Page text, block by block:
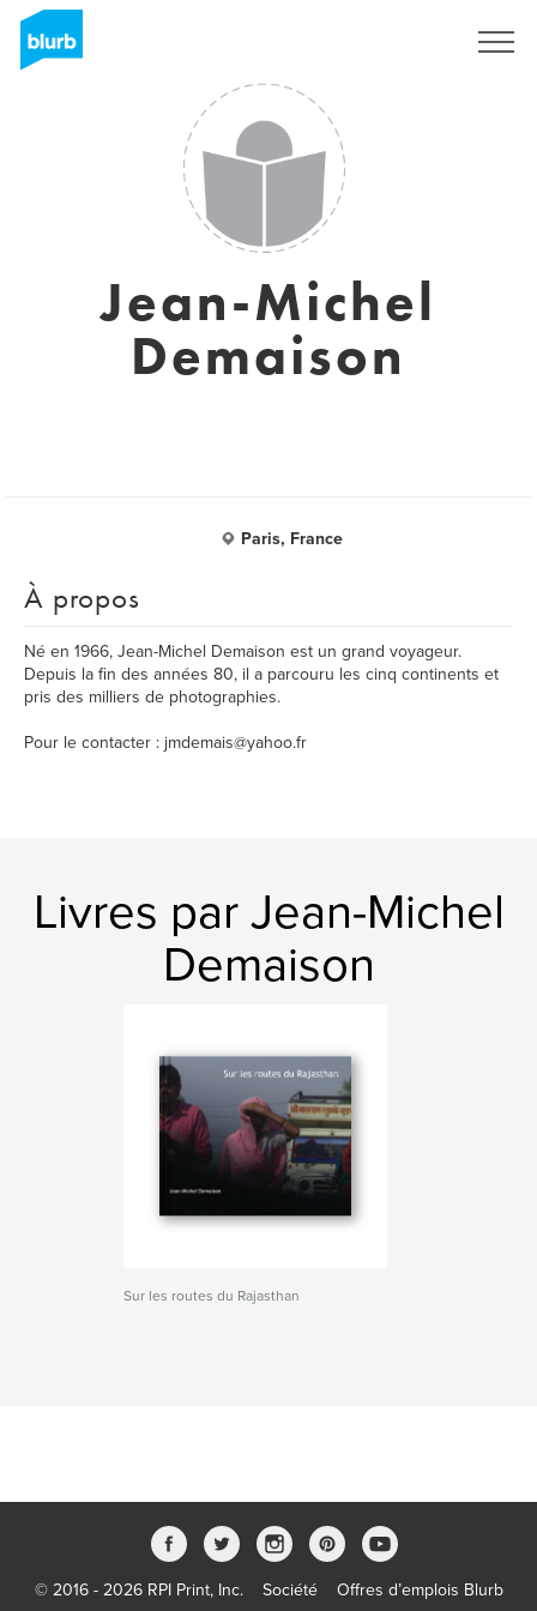
Jean-Michel
Demaison
Paris, France
À propos
Né en 1966, Jean-Michel Demaison est un grand voyageur.
Depuis la fin des années 80, il a parcouru les cinq continents et
pris des milliers de photographies.
Pour le contacter : jmdemais@yahoo.fr
Livres par Jean-Michel
Demaison
Sur les routes du Rajasthan
© 2016 - 2026 RPI Print, Inc. Société Offres d’emplois Blurb